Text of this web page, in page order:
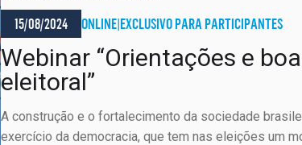
15/08/2024 ONLINE|EXCLUSIVO PARA PARTICIPANTES
Webinar “Orientações e
eleitoral”
A construção e o fortalecimento da sociedade
exercício da democracia, que tem nas eleições um